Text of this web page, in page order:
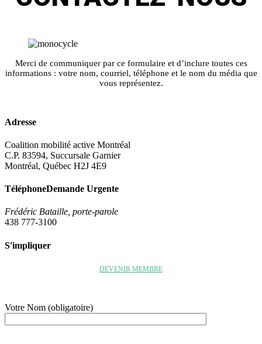
Merci de communiquer par ce formulaire et d’inclure toutes ces
informations : votre nom, courriel, téléphone et le nom du média que
vous représentez.
Adresse
Coalition mobilité active Montréal
C.P. 83594, Succursale Garnier
Montréal, Québec H2J 4E9
TéléphoneDemande Urgente
Frédéric Bataille, porte-parole
438 777-3100
S'impliquer
DEVENIR MEMBRE
Votre Nom (obligatoire)